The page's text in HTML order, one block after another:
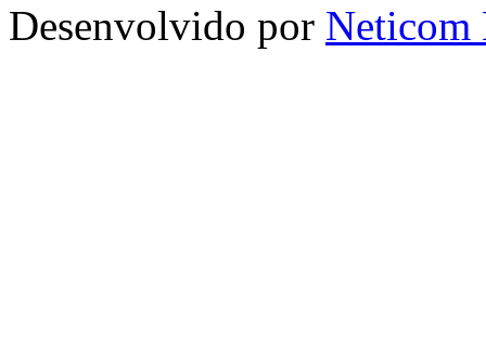
Desenvolvido por Neticom